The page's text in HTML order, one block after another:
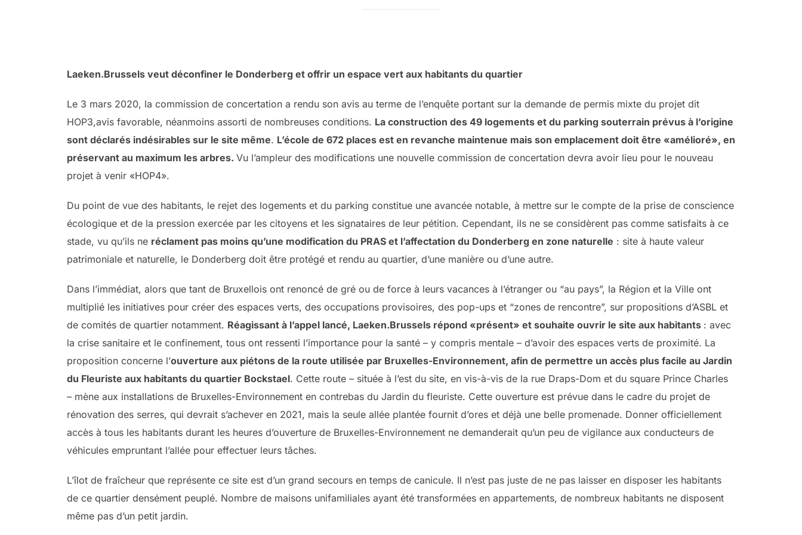
Laeken.Brussels veut déconfiner le Donderberg et offrir un espace vert aux habitants du quartier
Le 3 mars 2020, la commission de concertation a rendu son avis au terme de l’enquête portant sur la demande de permis mixte du projet dit
HOP3,avis favorable, néanmoins assorti de nombreuses conditions. La construction des 49 logements et du parking souterrain prévus à l’origine
sont déclarés indésirables sur le site même. L’école de 672 places est en revanche maintenue mais son emplacement doit être «amélioré», en
préservant au maximum les arbres. Vu l’ampleur des modifications une nouvelle commission de concertation devra avoir lieu pour le nouveau
projet à venir «HOP4».
Du point de vue des habitants, le rejet des logements et du parking constitue une avancée notable, à mettre sur le compte de la prise de conscience
écologique et de la pression exercée par les citoyens et les signataires de leur pétition. Cependant, ils ne se considèrent pas comme satisfaits à ce
stade, vu qu’ils ne réclament pas moins qu’une modification du PRAS et l’affectation du Donderberg en zone naturelle : site à haute valeur
patrimoniale et naturelle, le Donderberg doit être protégé et rendu au quartier, d’une manière ou d’une autre.
Dans l’immédiat, alors que tant de Bruxellois ont renoncé de gré ou de force à leurs vacances à l’étranger ou “au pays”, la Région et la Ville ont
multiplié les initiatives pour créer des espaces verts, des occupations provisoires, des pop-ups et “zones de rencontre”, sur propositions d’ASBL et
de comités de quartier notamment. Réagissant à l’appel lancé, Laeken.Brussels répond «présent» et souhaite ouvrir le site aux habitants : avec
la crise sanitaire et le confinement, tous ont ressenti l’importance pour la santé – y compris mentale – d’avoir des espaces verts de proximité. La
proposition concerne l’ouverture aux piétons de la route utilisée par Bruxelles-Environnement, afin de permettre un accès plus facile au Jardin
du Fleuriste aux habitants du quartier Bockstael. Cette route – située à l’est du site, en vis-à-vis de la rue Draps-Dom et du square Prince Charles
– mène aux installations de Bruxelles-Environnement en contrebas du Jardin du fleuriste. Cette ouverture est prévue dans le cadre du projet de
rénovation des serres, qui devrait s’achever en 2021, mais la seule allée plantée fournit d’ores et déjà une belle promenade. Donner officiellement
accès à tous les habitants durant les heures d’ouverture de Bruxelles-Environnement ne demanderait qu’un peu de vigilance aux conducteurs de
véhicules empruntant l’allée pour effectuer leurs tâches.
L’îlot de fraîcheur que représente ce site est d’un grand secours en temps de canicule. Il n’est pas juste de ne pas laisser en disposer les habitants
de ce quartier densément peuplé. Nombre de maisons unifamiliales ayant été transformées en appartements, de nombreux habitants ne disposent
même pas d’un petit jardin.